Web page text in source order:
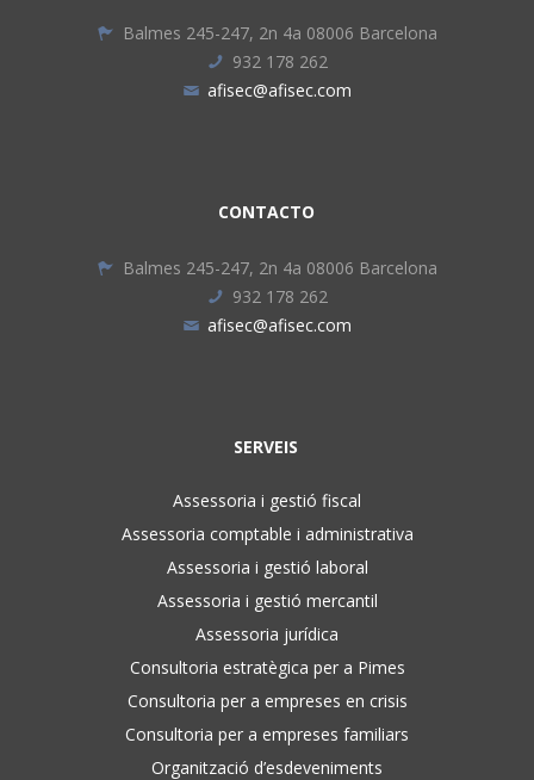
Balmes 245-247, 2n 4a 08006 Barcelona
932 178 262
afisec@afisec.com
CONTACTO
Balmes 245-247, 2n 4a 08006 Barcelona
932 178 262
afisec@afisec.com
SERVEIS
Assessoria i gestió fiscal
Assessoria comptable i administrativa
Assessoria i gestió laboral
Assessoria i gestió mercantil
Assessoria jurídica
Consultoria estratègica per a Pimes
Consultoria per a empreses en crisis
Consultoria per a empreses familiars
Organització d’esdeveniments